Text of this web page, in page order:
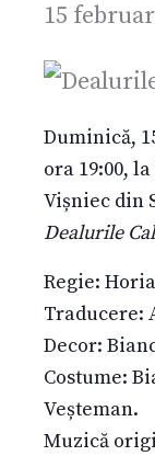
15
Duminică,
ora 19:00,
Vișniec din
Dealurile
Regie:
Traducere:
Decor:
Costume:
Veșteman.
Muzică